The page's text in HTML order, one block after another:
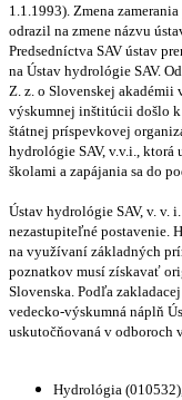
1.1.1993). Zmena
odrazil na zmene názvu
Predsedníctva SAV ústav
na Ústav hydrológie SAV.
Z. z. o Slovenskej akadémii
výskumnej inštitúcii došlo k
štátnej príspevkovej
hydrológie SAV, v.v.i., ktorá
školami a zapájania sa do
Ústav hydrológie SAV, v. v.
nezastupiteľné postavenie.
na využívaní základných
poznatkov musí získavať
Slovenska. Podľa
vedecko-výskumná náplň
uskutočňovaná v odboroch
Hydrológia